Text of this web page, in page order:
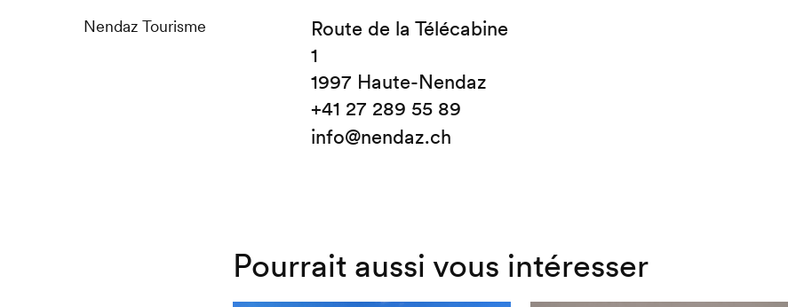
Nendaz Tourisme
Route de la Télécabine
1
1997 Haute-Nendaz
+41 27 289 55 89
info@nendaz.ch
Pourrait aussi vous intéresser